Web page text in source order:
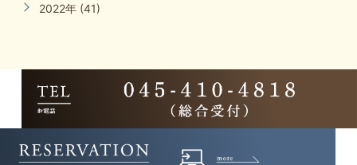
2022年 (41)